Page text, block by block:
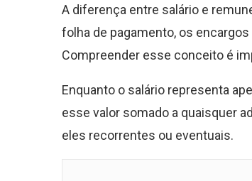
A diferença entre salário e
folha de pagamento, os
Compreender esse conceito é
Enquanto o salário representa
esse valor somado a quaisquer
eles recorrentes ou eventuais.